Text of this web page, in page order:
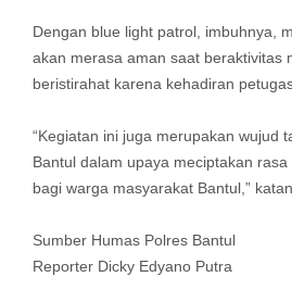
Dengan blue light patrol, imbuhnya,
akan merasa aman saat beraktivitas
beristirahat karena kehadiran
“Kegiatan ini juga merupakan wujud
Bantul dalam upaya meciptakan
bagi warga masyarakat Bantul,”
Sumber Humas Polres Bantul
Reporter Dicky Edyano Putra